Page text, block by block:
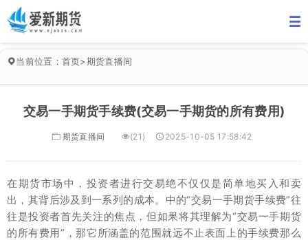
当前位置： 首页>期货直播间
交易一手期货手续费(交易一手期货的所有费用)
期货直播间 (21) 2025-10-05 17:58:42
在期货市场中，投资者进行交易绝不仅仅是简单地买入和卖
出，其背后涉及到一系列的成本。中的“交易一手期货手续费”往
往是投资者首先关注的焦点，但如果将其理解为“交易一手期货
的所有费用”，那它所涵盖的范围就远不止表面上的手续费那么